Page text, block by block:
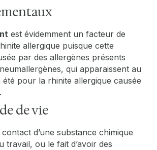
est évidemment un facteur de
allergique puisque cette
par des allergènes présents
qui apparaissent au
pour la rhinite allergique causée
de vie
contact d’une substance chimique
travail, ou le fait d’avoir des